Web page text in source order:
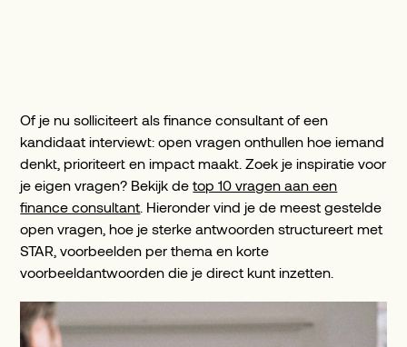
Of je nu solliciteert als finance consultant of een
kandidaat interviewt: open vragen onthullen hoe iemand
denkt, prioriteert en impact maakt. Zoek je inspiratie voor
je eigen vragen? Bekijk detop 10 vragen aan een
finance consultant . Hieronder vind je de meest gestelde
open vragen, hoe je sterke antwoorden structureert met
STAR, voorbeelden per thema en korte
voorbeeldantwoorden die je direct kunt inzetten.